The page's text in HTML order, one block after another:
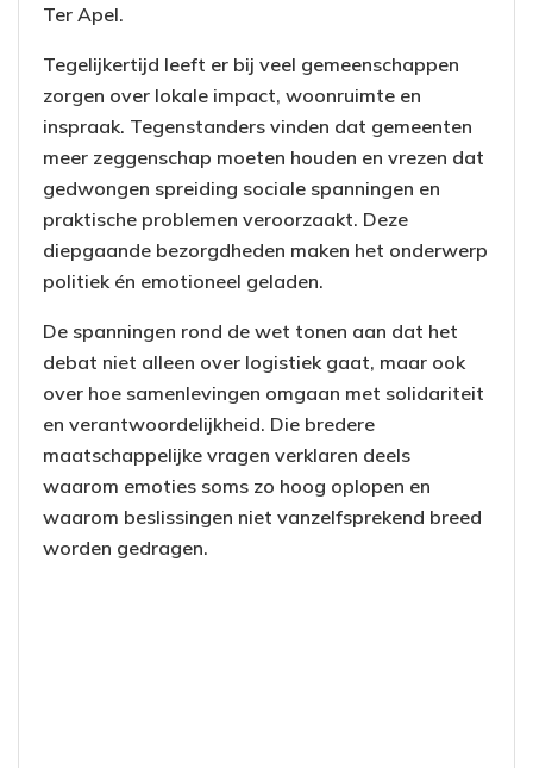
Ter Apel.
Tegelijkertijd leeft er bij veel gemeenschappen
zorgen over lokale impact, woonruimte en
inspraak. Tegenstanders vinden dat gemeenten
meer zeggenschap moeten houden en vrezen dat
gedwongen spreiding sociale spanningen en
praktische problemen veroorzaakt. Deze
diepgaande bezorgdheden maken het onderwerp
politiek én emotioneel geladen.
De spanningen rond de wet tonen aan dat het
debat niet alleen over logistiek gaat, maar ook
over hoe samenlevingen omgaan met solidariteit
en verantwoordelijkheid. Die bredere
maatschappelijke vragen verklaren deels
waarom emoties soms zo hoog oplopen en
waarom beslissingen niet vanzelfsprekend breed
worden gedragen.